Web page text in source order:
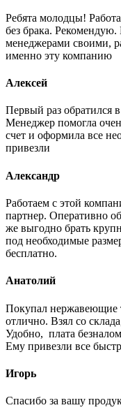
Ребята молодцы!
без брака.
менеджерами своими,
именно эту компанию
Алексей
Первый раз обратился
Менеджер помогла
счет и оформила все
привезли
Александр
Работаем с этой
партнер. Оперативно
же выгодно брать
под необходимые
бесплатно.
Анатолий
Покупал нержавеющие
отлично. Взял со
Удобно, плата
Ему привезли все
Игорь
Спасибо за вашу